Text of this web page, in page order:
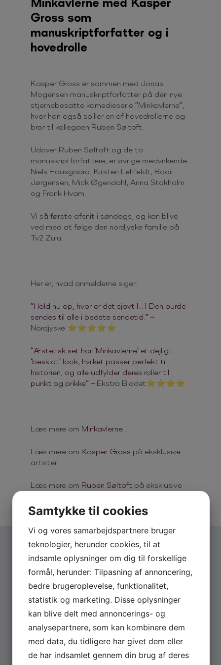
Gross som
manuskriptforfatter og i
hovedrolle
Kasper Gross er sammen med Jonas
Mogensen manuskriptforfatter på den nye
stjernebesatte komedieserie ”Minkavlerne”,
hvor han også spiller en af hovedrollerne og
bror til kollegaen Ruben Søltoft.
Udover Ruben Søltoft og de to
manuskriptforfattere, er øvrige medvirkende:
Niels Hausgaard, Kirsten Lehfeldt, Bodil
Jørgensen, Mick Øgendahl, Anna Stokholm
og Frank Hvam.
Vi så første afsnit i søndags, og kan blive
ved med at følge den nordjyske familie på
Tv2 Zulu.
Her er, hvad anmelderne siger:
”Hold nu op, hvor er det sjovt [..] Den burde
sendes til alle i bedste sendetid.” –
Nordjyske ⭐⭐⭐⭐⭐
”Æstetisk set har ‘Minkavlerne’ et dejligt
‘beskidt’ look, hvilket passer perfekt til
historien, og alle udfylder deres roller til
punkt og prikke” – Ekstra Bladet⭐⭐⭐⭐
Læs mere om Minkavlerne .
Læs mere om Kasper Gross på eksklusive
artister.
Læs mere om Ruben Søltoft på eksklusive
FLERENYHEDER
Samtykke til cookies
Vi og vores samarbejdspartnere bruger
teknologier, herunder cookies, til at
indsamle oplysninger om dig til forskellige
formål, herunder: Tilpasning af annoncering,
bedre brugeroplevelse, funktionalitet,
statistik og marketing. Disse oplysninger
kan blive delt med annoncerings- og
analysepartnere, som kan kombinere dem
med data, du tidligere har givet dem eller
de har indsamlet gennem din brug af deres